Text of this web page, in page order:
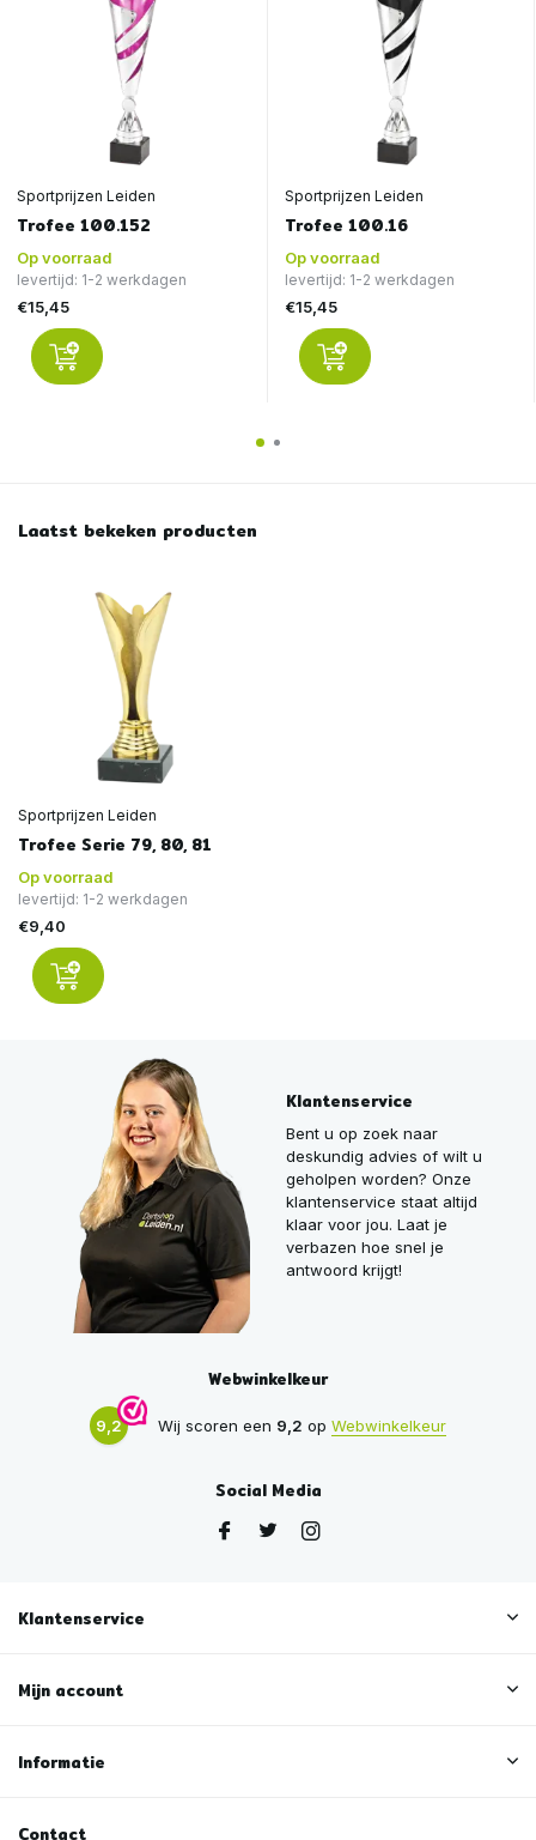
Sportprijzen Leiden
Trofee 100.152
Op voorraad
levertijd: 1-2 werkdagen
€15,45
Sportprijzen Leiden
Trofee 100.16
Op voorraad
levertijd: 1-2 werkdagen
€15,45
Laatst bekeken producten
Sportprijzen Leiden
Trofee Serie 79, 80, 81
Op voorraad
levertijd: 1-2 werkdagen
€9,40
Klantenservice
Bent u op zoek naar
deskundig advies of wilt u
geholpen worden? Onze
klantenservice staat altijd
klaar voor jou. Laat je
verbazen hoe snel je
antwoord krijgt!
Webwinkelkeur
9,2 Wij scoren een 9,2 op Webwinkelkeur
Social Media
Klantenservice
Mijn account
Informatie
Contact